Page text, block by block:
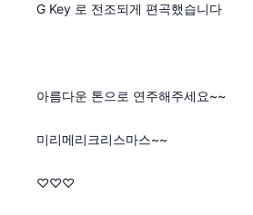
G Key 로 전조되게 편곡했습니다
아름다운 톤으로 연주해주세요~~
미리메리크리스마스~~
♡♡♡